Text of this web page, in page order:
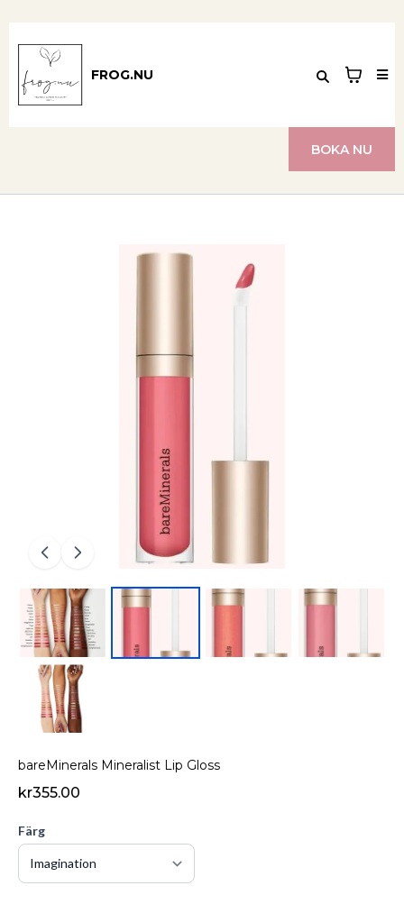
FROG.NU
BOKA NU
bareMinerals Mineralist Lip Gloss
kr355.00
Färg